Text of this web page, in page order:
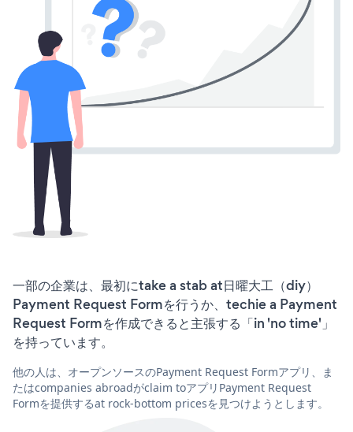
一部の企業は、最初にtake a stab at日曜大工（diy）
Payment Request Formを行うか、techie a Payment
Request Formを作成できると主張する「in 'no time'」
を持っています。
他の人は、オープンソースのPayment Request Formアプリ、ま
たはcompanies abroadがclaim toアプリPayment Request
Formを提供するat rock-bottom pricesを見つけようとします。